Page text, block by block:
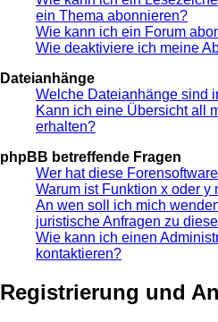
ein Thema abonnieren?
Wie kann ich ein Forum
Wie deaktiviere ich meine
Dateianhänge
Welche Dateianhänge sind
Kann ich eine Übersicht all
erhalten?
phpBB betreffende Fragen
Wer hat diese
Warum ist Funktion x oder y
An wen soll ich mich
juristische Anfragen zu
Wie kann ich einen
kontaktieren?
Registrierung und